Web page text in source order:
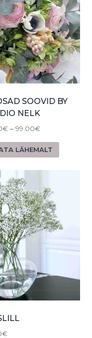
SOOVID BY
NELK
€ – 99.00€
LÄHEMALT
€